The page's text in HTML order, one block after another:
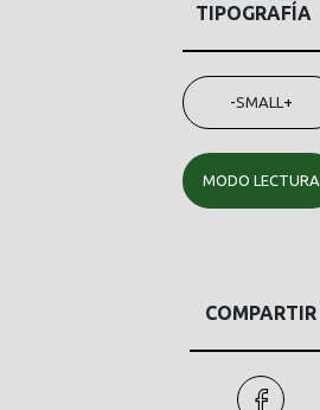
TIPOGRAFÍA
-SMALL +
MODO LECTURA
COMPARTIR